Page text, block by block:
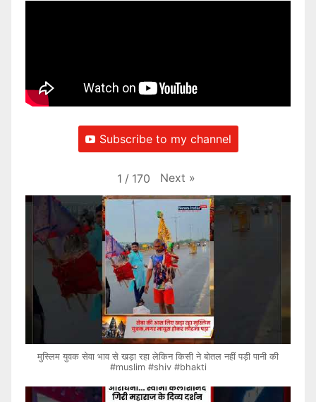
Subscribe to my channel
1 / 170 Next »
मुस्लिम युवक सेवा भाव से खड़ा रहा लेकिन किसी ने बोतल नहीं पड़ी पानी की
#muslim #shiv #bhakti